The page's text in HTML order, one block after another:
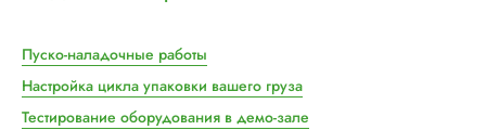
Пуско-наладочные работы
Настройка цикла упаковки вашего груза
Тестирование оборудования в демо-зале